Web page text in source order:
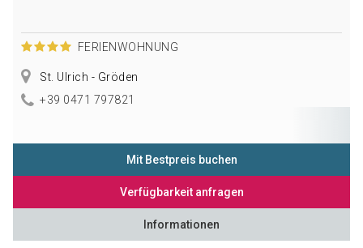
FERIENWOHNUNG
St. Ulrich - Gröden
+39 0471 797821
Mit Bestpreis buchen
Verfügbarkeit anfragen
Informationen